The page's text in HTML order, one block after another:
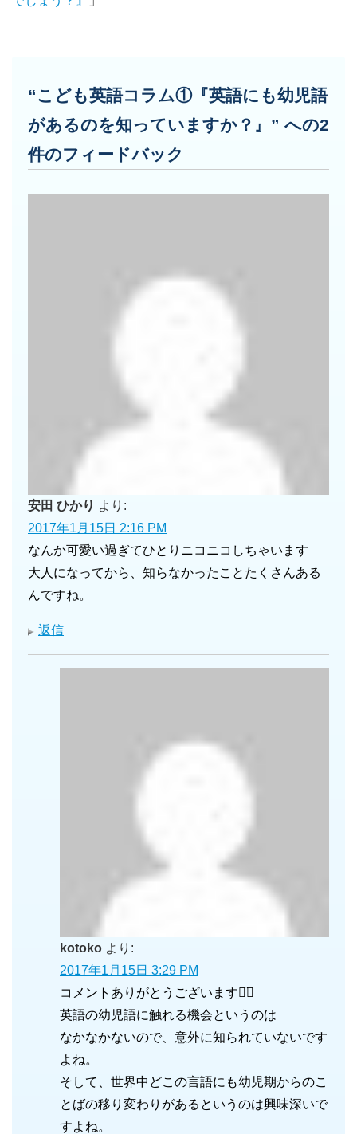
“こども英語コラム①『英語にも幼児語
があるのを知っていますか？』” への2
件のフィードバック
安田 ひかり より:
2017年1月15日 2:16 PM
なんか可愛い過ぎてひとりニコニコしちゃいます
大人になってから、知らなかったことたくさんある
んですね。
返信
kotoko より:
2017年1月15日 3:29 PM
コメントありがとうございます⌄̈⃝
英語の幼児語に触れる機会というのは
なかなかないので、意外に知られていないです
よね。
そして、世界中どこの言語にも幼児期からのこ
とばの移り変わりがあるというのは興味深いで
すよね。